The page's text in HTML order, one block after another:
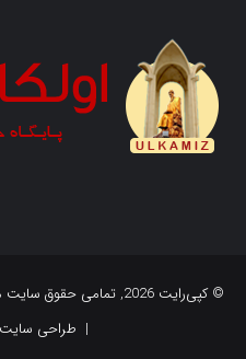
© کپی‌رایت 2026, تمامی
| طراحی